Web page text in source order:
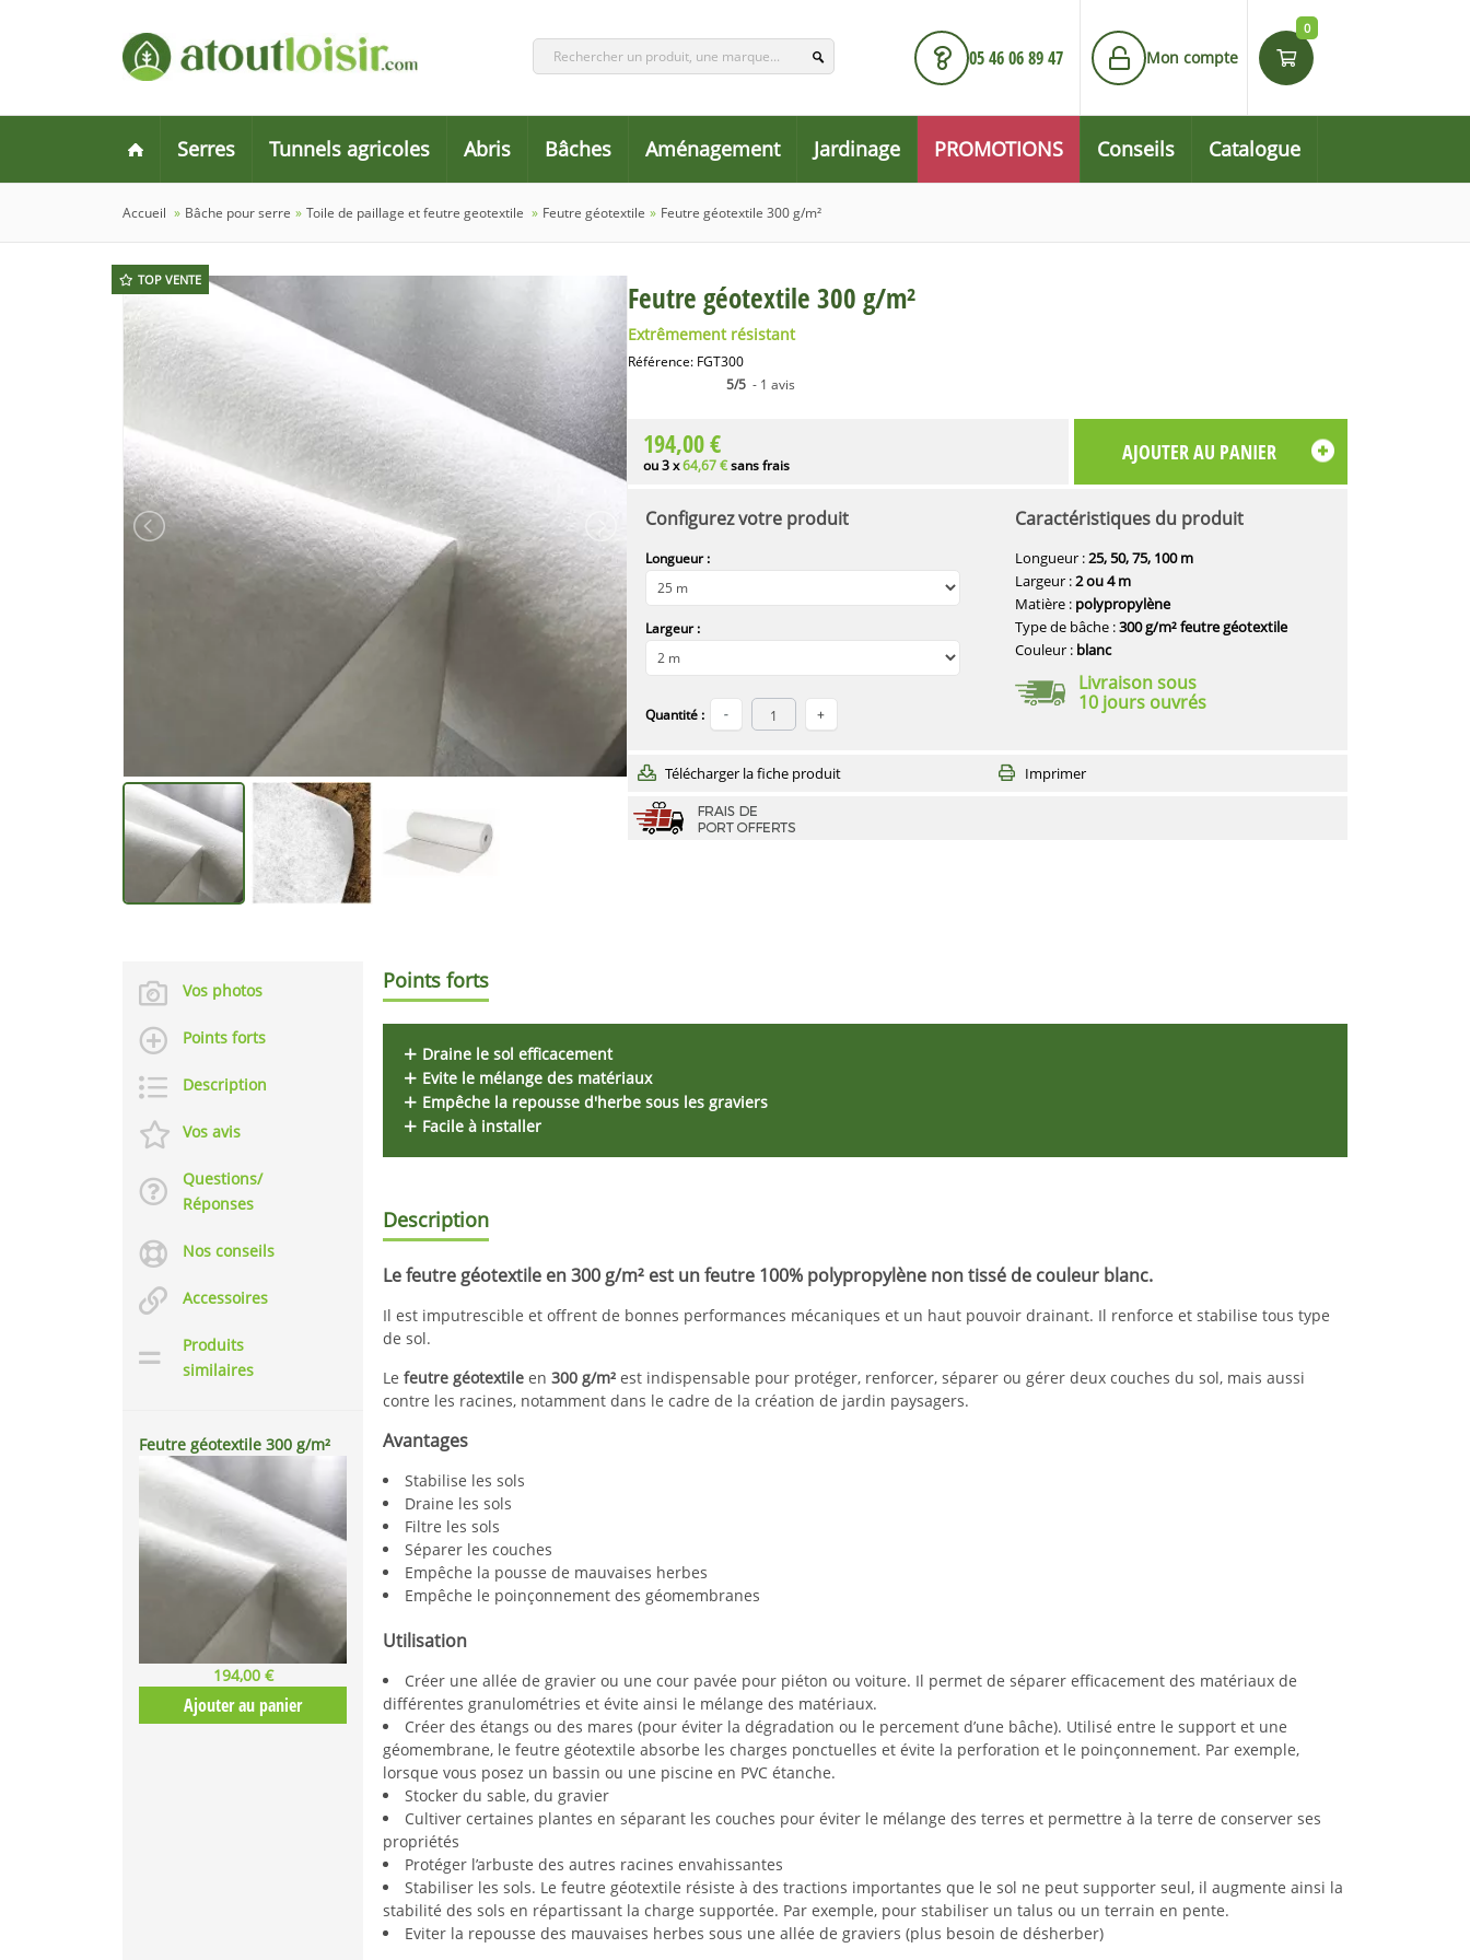
0
Mon compte
05 46 06 89 47
Serres Tunnels agricoles Abris Bâches Aménagement Jardinage PROMOTIONS Conseils Catalogue
Accueil » Bâche pour serre » Toile de paillage et feutre geotextile » Feutre géotextile » Feutre géotextile 300 g/m²
TOP VENTE Feutre géotextile 300 g/m²
Extrêmement résistant
Référence: FGT300
5/5 - 1 avis
194,00 €
ou 3 x64,67 €sans frais
Configurez votre produit
Longueur :
Largeur :
Quantité :
Caractéristiques du produit
Longueur :25, 50, 75, 100 m
Largeur :2 ou 4 m
Matière : polypropylène
Type de bâche :300 g/m² feutre géotextile
Couleur : blanc
Livraison sous
10 jours ouvrés
Télécharger la fiche produit Imprimer
Vos photos
Points forts
Description
Vos avis
Questions/
Réponses
Nos conseils
Accessoires
Produits
similaires
Feutre géotextile 300 g/m²
194,00 €
Ajouter au panier
Points forts
Draine le sol efficacement
Evite le mélange des matériaux
Empêche la repousse d'herbe sous les graviers
Facile à installer
Description
Le feutre géotextile en 300 g/m² est un feutre 100% polypropylène non tissé de couleur blanc.
Il est imputrescible et offrent de bonnes performances mécaniques et un haut pouvoir drainant. Il renforce et stabilise tous type
de sol.
Le feutre géotextile en 300 g/m² est indispensable pour protéger, renforcer, séparer ou gérer deux couches du sol, mais aussi
contre les racines, notamment dans le cadre de la création de jardin paysagers.
Avantages
Stabilise les sols
Draine les sols
Filtre les sols
Séparer les couches
Empêche la pousse de mauvaises herbes
Empêche le poinçonnement des géomembranes
Utilisation
Créer une allée de gravier ou une cour pavée pour piéton ou voiture. Il permet de séparer efficacement des matériaux de
différentes granulométries et évite ainsi le mélange des matériaux.
Créer des étangs ou des mares (pour éviter la dégradation ou le percement d’une bâche). Utilisé entre le support et une
géomembrane, le feutre géotextile absorbe les charges ponctuelles et évite la perforation et le poinçonnement. Par exemple,
lorsque vous posez un bassin ou une piscine en PVC étanche.
Stocker du sable, du gravier
Cultiver certaines plantes en séparant les couches pour éviter le mélange des terres et permettre à la terre de conserver ses
propriétés
Protéger l’arbuste des autres racines envahissantes
Stabiliser les sols. Le feutre géotextile résiste à des tractions importantes que le sol ne peut supporter seul, il augmente ainsi la
stabilité des sols en répartissant la charge supportée. Par exemple, pour stabiliser un talus ou un terrain en pente.
Eviter la repousse des mauvaises herbes sous une allée de graviers (plus besoin de désherber)